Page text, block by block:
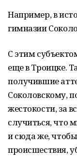
Например, в
гимназии
С этим
еще в Троицке.
получившие
Соколовскому,
жестокости, за
случиться, что
и сюда же,
происшествия,